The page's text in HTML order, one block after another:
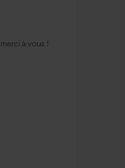
à vous !